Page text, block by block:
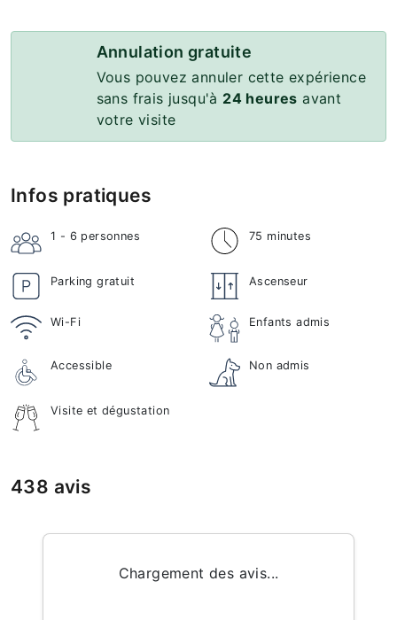
Annulation gratuite
Vous pouvez annuler cette expérience
sans frais jusqu'à 24 heures avant
votre visite
Infos pratiques
1 - 6 personnes 75 minutes
Parking gratuit Ascenseur
Wi-Fi Enfants admis
Accessible Non admis
Visite et dégustation
438 avis
Chargement des avis...